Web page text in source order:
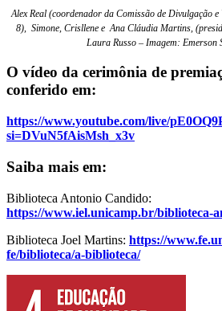
Alex Real (coordenador da Comissão de Divulgação
8), Simone, Crisllene e Ana Cláudia Martins , (
Laura Russo – Imagem: Emerson
O vídeo da cerimônia de
conferido em:
https://www.youtube.com/live/
si=DVuN5fAisMsh_x3v
Saiba mais em:
Biblioteca Antonio Candido:
https://www.iel.unicamp.br/biblioteca-
Biblioteca Joel Martins: https://
fe/biblioteca/a-biblioteca/